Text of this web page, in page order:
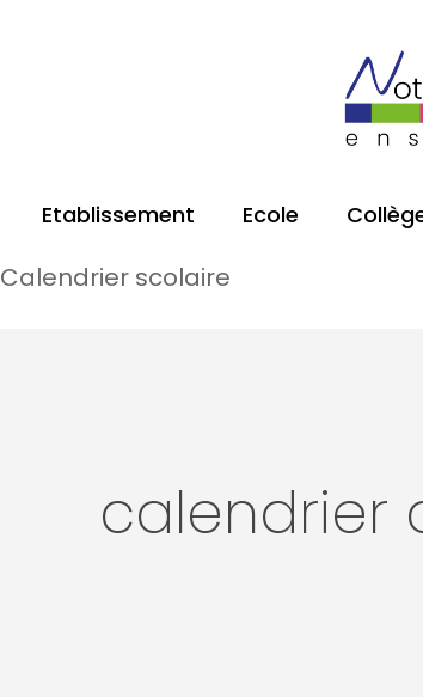
Etablissement Ecole
Calendrier scolaire
calendrier